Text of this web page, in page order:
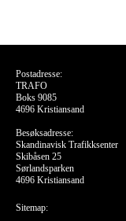
Postadresse:
TRAFO
Boks 9085
4696 Kristiansand
Besøksadresse:
Skandinavisk Trafikksenter
Skibåsen 25
Sørlandsparken
4696 Kristiansand
Sitemap: